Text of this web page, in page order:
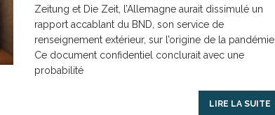
Le régime méditerranéen : un bouclier contre
femmes
Zeitung et Die Zeit, l’Allemagne aurait dissimulé un
rapport accablant du BND, son service de
renseignement extérieur, sur l’origine de la pandémie.
Ce document confidentiel conclurait avec une
probabilité
LIRE LA SUITE